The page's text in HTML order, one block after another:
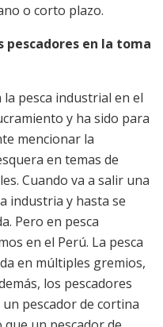
o corto plazo.
pescadores en la toma
pesca industrial en el
y ha sido para
mencionar la
en temas de
Cuando va a salir una
industria y hasta se
Pero en pesca
en el Perú. La pesca
en múltiples gremios,
los pescadores
pescador de cortina